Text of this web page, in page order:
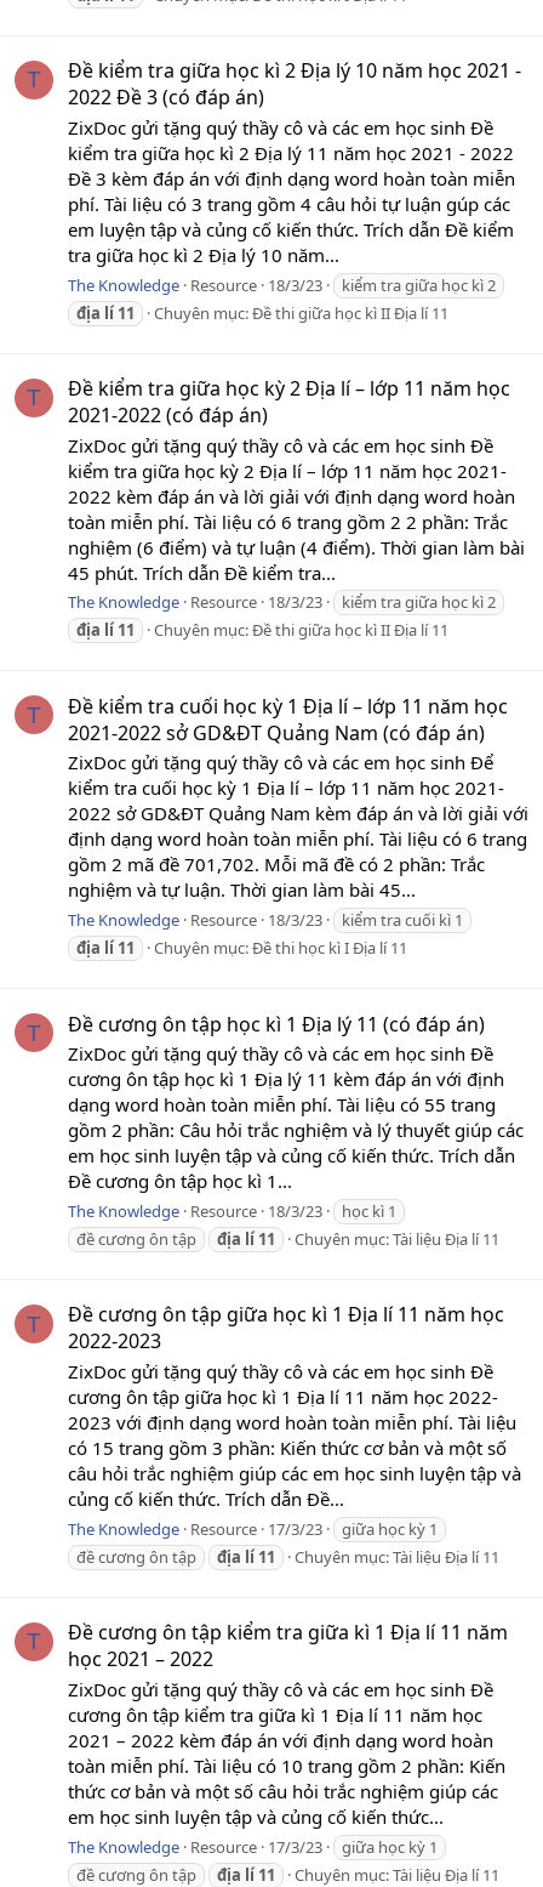
T
Đề kiểm tra giữa học kì 2 Địa lý 10 năm học 2021 -
2022 Đề 3 (có đáp án)
ZixDoc gửi tặng quý thầy cô và các em học sinh Đề
kiểm tra giữa học kì 2 Địa lý 11 năm học 2021 - 2022
Đề 3 kèm đáp án với định dạng word hoàn toàn miễn
phí. Tài liệu có 3 trang gồm 4 câu hỏi tự luận gúp các
em luyện tập và củng cố kiến thức. Trích dẫn Đề kiểm
tra giữa học kì 2 Địa lý 10 năm...
The Knowledge Resource 18/3/23
kiểm tra giữa học kì 2
địa lí 11 Chuyên mục:Đề thi giữa học kì II Địa lí 11
T
Đề kiểm tra giữa học kỳ 2 Địa lí – lớp 11 năm học
2021-2022 (có đáp án)
ZixDoc gửi tặng quý thầy cô và các em học sinh Đề
kiểm tra giữa học kỳ 2 Địa lí – lớp 11 năm học 2021-
2022 kèm đáp án và lời giải với định dạng word hoàn
toàn miễn phí. Tài liệu có 6 trang gồm 2 2 phần: Trắc
nghiệm (6 điểm) và tự luận (4 điểm). Thời gian làm bài
45 phút. Trích dẫn Đề kiểm tra...
The Knowledge Resource 18/3/23
kiểm tra giữa học kì 2
địa lí 11 Chuyên mục:Đề thi giữa học kì II Địa lí 11
T
Đề kiểm tra cuối học kỳ 1 Địa lí – lớp 11 năm học
2021-2022 sở GD&ĐT Quảng Nam (có đáp án)
ZixDoc gửi tặng quý thầy cô và các em học sinh Để
kiểm tra cuối học kỳ 1 Địa lí – lớp 11 năm học 2021-
2022 sở GD&ĐT Quảng Nam kèm đáp án và lời giải với
định dạng word hoàn toàn miễn phí. Tài liệu có 6 trang
gồm 2 mã đề 701,702. Mỗi mã đề có 2 phần: Trắc
nghiệm và tự luận. Thời gian làm bài 45...
The Knowledge Resource 18/3/23
kiểm tra cuối kì 1
địa lí 11 Chuyên mục:Đề thi học kì I Địa lí 11
T Đề cương ôn tập học kì 1 Địa lý 11 (có đáp án)
ZixDoc gửi tặng quý thầy cô và các em học sinh Đề
cương ôn tập học kì 1 Địa lý 11 kèm đáp án với định
dạng word hoàn toàn miễn phí. Tài liệu có 55 trang
gồm 2 phần: Câu hỏi trắc nghiệm và lý thuyết giúp các
em học sinh luyện tập và củng cố kiến thức. Trích dẫn
Đề cương ôn tập học kì 1...
The Knowledge Resource 18/3/23
học kì 1
đề cương ôn tập
địa lí 11 Chuyên mục:Tài liệu Địa lí 11
T
Đề cương ôn tập giữa học kì 1 Địa lí 11 năm học
2022-2023
ZixDoc gửi tặng quý thầy cô và các em học sinh Đề
cương ôn tập giữa học kì 1 Địa lí 11 năm học 2022-
2023 với định dạng word hoàn toàn miễn phí. Tài liệu
có 15 trang gồm 3 phần: Kiến thức cơ bản và một số
câu hỏi trắc nghiệm giúp các em học sinh luyện tập và
củng cố kiến thức. Trích dẫn Đề...
The Knowledge Resource 17/3/23
giữa học kỳ 1
đề cương ôn tập
địa lí 11 Chuyên mục:Tài liệu Địa lí 11
T
Đề cương ôn tập kiểm tra giữa kì 1 Địa lí 11 năm
học 2021 – 2022
ZixDoc gửi tặng quý thầy cô và các em học sinh Đề
cương ôn tập kiểm tra giữa kì 1 Địa lí 11 năm học
2021 – 2022 kèm đáp án với định dạng word hoàn
toàn miễn phí. Tài liệu có 10 trang gồm 2 phần: Kiến
thức cơ bản và một số câu hỏi trắc nghiệm giúp các
em học sinh luyện tập và củng cố kiến thức...
The Knowledge Resource 17/3/23
giữa học kỳ 1
đề cương ôn tập
địa lí 11 Chuyên mục:Tài liệu Địa lí 11